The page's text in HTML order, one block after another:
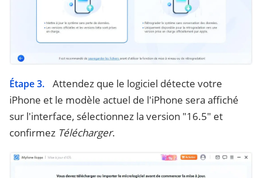
Étape 3.
Attendez que le logiciel détecte votre
iPhone et le modèle actuel de l'iPhone sera affiché
sur l'interface, sélectionnez la version "16.5" et
confirmez Télécharger.